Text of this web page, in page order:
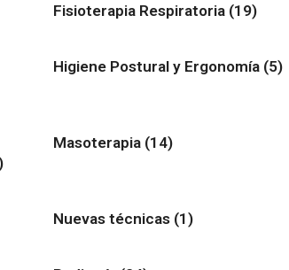
Fisioterapia Respiratoria (19)
Higiene Postural y Ergonomía (5)
Masoterapia (14)
Nuevas técnicas (1)